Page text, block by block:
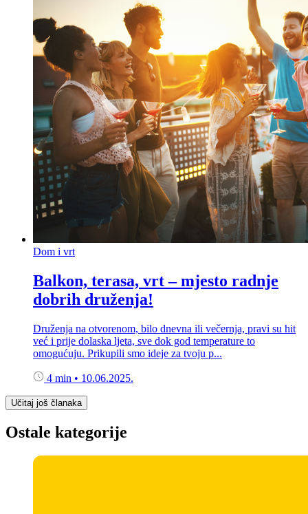
Dom i vrt
Balkon, terasa, vrt – mjesto radnje
dobrih druženja!
Druženja na otvorenom, bilo dnevna ili večernja, pravi su hit
već i prije dolaska ljeta, sve dok god temperature to
omogućuju. Prikupili smo ideje za tvoju p...
4 min • 10.06.2025.
Učitaj još članaka
Ostale kategorije